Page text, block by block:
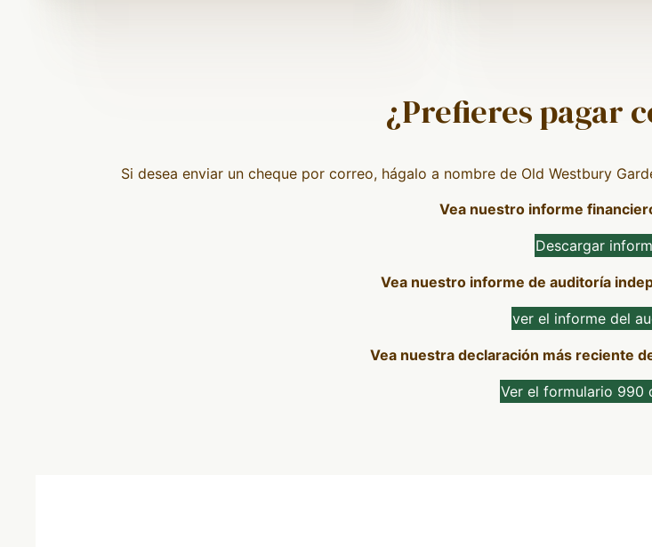
¿Prefieres pagar
Si desea enviar un cheque por correo, hágalo a nombre de Old Westbury
Vea nuestro informe
Descargar
Vea nuestro informe de auditoría
ver el informe del
Vea nuestra declaración más reciente
Ver el formulario 990